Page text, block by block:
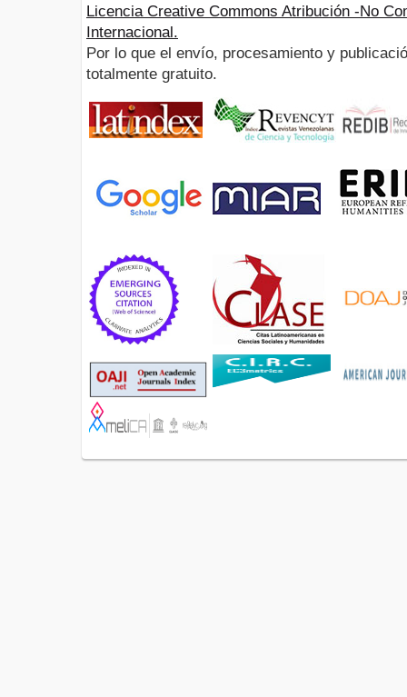
Licencia Creative Commons Atribución -No
Internacional.
Por lo que el envío, procesamiento y
totalmente gratuito.